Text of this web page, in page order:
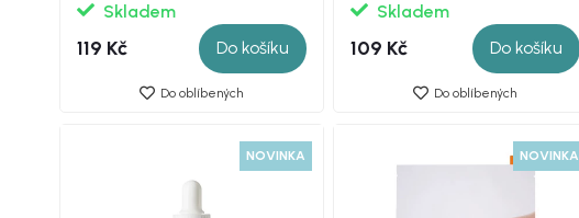
Skladem
119 Kč Do košíku
Do oblíbených
Skladem
109 Kč Do košíku
Do oblíbených
NOVINKA NOVINKA